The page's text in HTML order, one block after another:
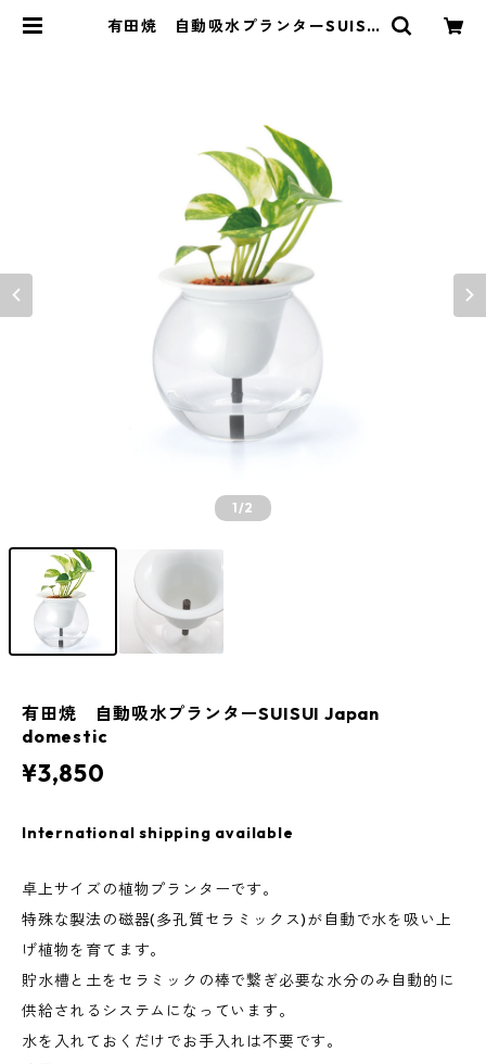
有田焼 自動吸水プランターSUISU
1/2
有田焼 自動吸水プランターSUISUI Japan
domestic
¥3,850
International shipping available
卓上サイズの植物プランターです。
特殊な製法の磁器(多孔質セラミックス)が自動で水を吸い上
げ植物を育てます。
貯水槽と土をセラミックの棒で繋ぎ必要な水分のみ自動的に
供給されるシステムになっています。
水を入れておくだけでお手入れは不要です。